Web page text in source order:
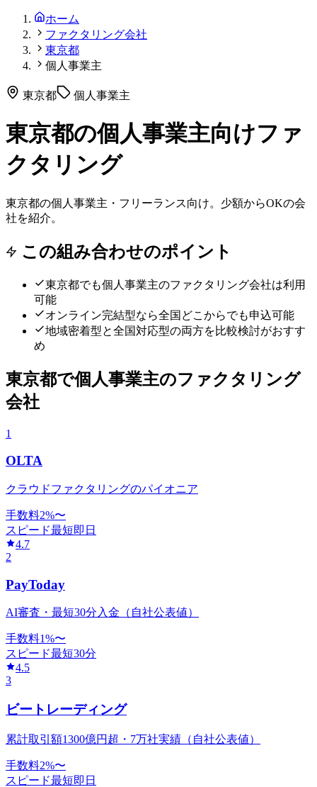
ホーム
ファクタリング会社
東京都
個人事業主
東京都 個人事業主
東京都の個人事業主向けファ
クタリング
東京都の個人事業主・フリーランス向け。少額からOKの会
社を紹介。
この組み合わせのポイント
東京都でも個人事業主のファクタリング会社は利用
可能
オンライン完結型なら全国どこからでも申込可能
地域密着型と全国対応型の両方を比較検討がおすす
め
東京都で個人事業主のファクタリング
会社
1
OLTA
クラウドファクタリングのパイオニア
手数料2%〜
スピード最短即日
4.7
2
PayToday
AI審査・最短30分入金（自社公表値）
手数料1%〜
スピード最短30分
4.5
3
ビートレーディング
累計取引額1300億円超・7万社実績（自社公表値）
手数料2%〜
スピード最短即日